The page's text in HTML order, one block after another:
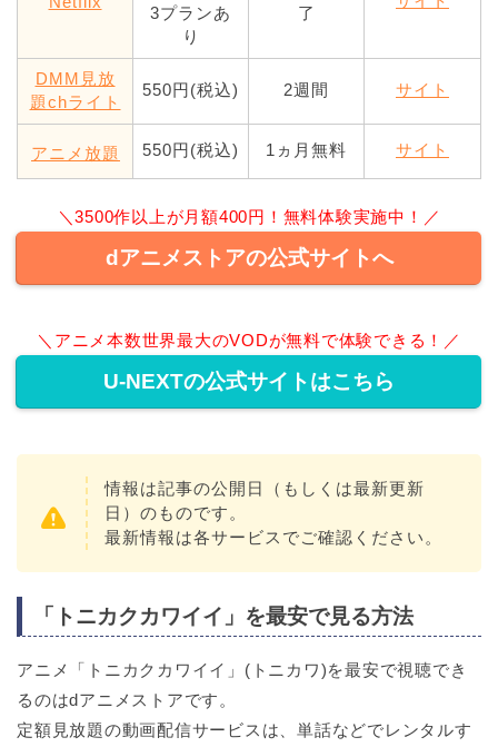
3プランあ
り
了
DMM見放
題chライト
550円(税込) 2週間 サイト
アニメ放題 550円(税込) 1ヵ月無料 サイト
＼3500作以上が月額400円！無料体験実施中！／
dアニメストアの公式サイトへ
＼アニメ本数世界最大のVODが無料で体験できる！／
U-NEXTの公式サイトはこちら
情報は記事の公開日（もしくは最新更新
日）のものです。
最新情報は各サービスでご確認ください。
「トニカクカワイイ」を最安で見る方法
アニメ「トニカクカワイイ」(トニカワ)を最安で視聴でき
るのはdアニメストアです。
定額見放題の動画配信サービスは、単話などでレンタルす